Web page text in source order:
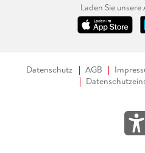
Laden Sie
Datenschutz AGB